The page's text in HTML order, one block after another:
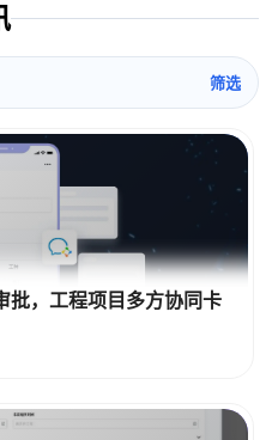
筛选
批，工程项目多方协同卡